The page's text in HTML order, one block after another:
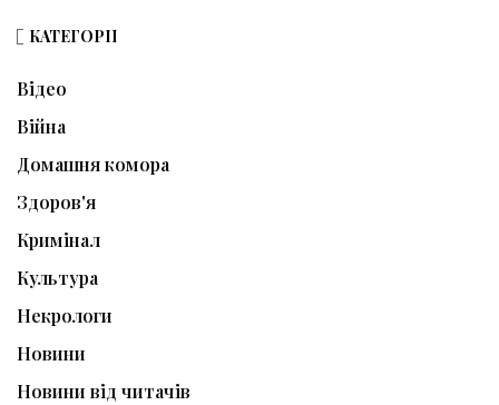
КАТЕГОРІЇ
Відео
Війна
Домашня комора
Здоров'я
Кримінал
Культура
Некрологи
Новини
Новини від читачів